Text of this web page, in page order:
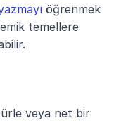
öğrenmek
temellere
veya net bir